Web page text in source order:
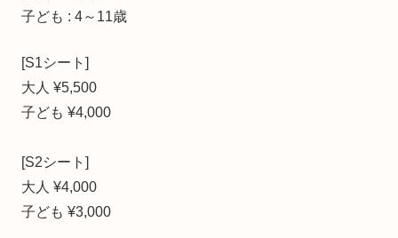
子ども : 4～11歳
[S1シート]
大人 ¥5,500
子ども ¥4,000
[S2シート]
大人 ¥4,000
子ども ¥3,000